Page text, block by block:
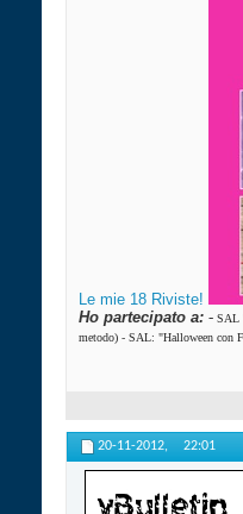
Le mie 18 Riviste!
Ho partecipato a: - SAL
metodo) - SAL: "Halloween con
20-11-2012, 22:01